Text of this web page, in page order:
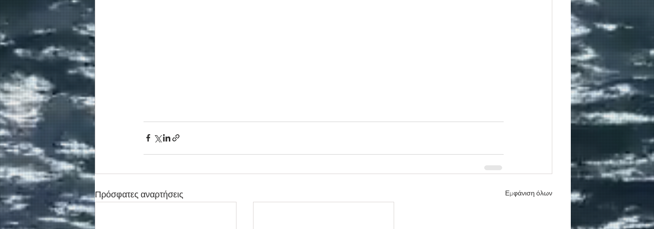
Πρόσφατες αναρτήσεις Εμφάνιση όλων